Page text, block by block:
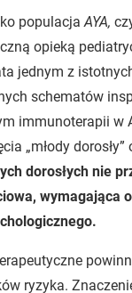
populacjaAYA,
opieką
jednym z
schematów
immunoterapii w
„młody
dorosłych nie
wymagająca
ryzyka.